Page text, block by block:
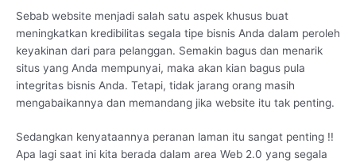
Sebab website menjadi salah satu aspek khusus buat
meningkatkan kredibilitas segala tipe bisnis Anda dalam peroleh
keyakinan dari para pelanggan. Semakin bagus dan menarik
situs yang Anda mempunyai, maka akan kian bagus pula
integritas bisnis Anda. Tetapi, tidak jarang orang masih
mengabaikannya dan memandang jika website itu tak penting.
Sedangkan kenyataannya peranan laman itu sangat penting !!
Apa lagi saat ini kita berada dalam area Web 2.0 yang segala